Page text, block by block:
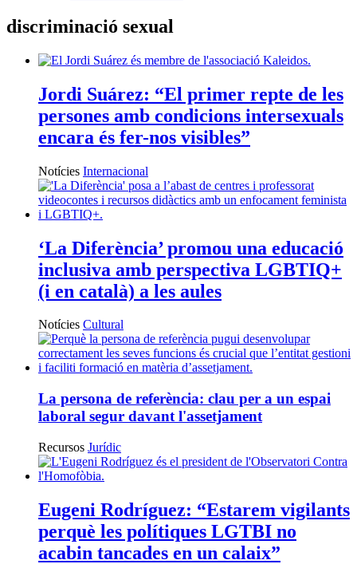
discriminació sexual
Jordi Suárez: “El primer repte de les
persones amb condicions intersexuals
encara és fer-nos visibles”
Notícies Internacional
‘La Diferència’ promou una educació
inclusiva amb perspectiva LGBTIQ+
(i en català) a les aules
Notícies Cultural
La persona de referència: clau per a un espai
laboral segur davant l'assetjament
Recursos Jurídic
Eugeni Rodríguez: “Estarem vigilants
perquè les polítiques LGTBI no
acabin tancades en un calaix”